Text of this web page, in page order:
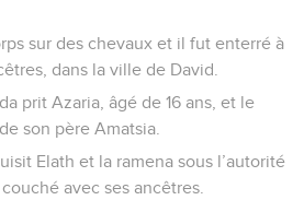
sur des chevaux et il fut enterré à
dans la ville de David.
prit Azaria, âgé de 16 ans, et le
son père Amatsia.
Elath et la ramena sous l’autorité
avec ses ancêtres.